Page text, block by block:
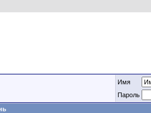
Имя
Пароль